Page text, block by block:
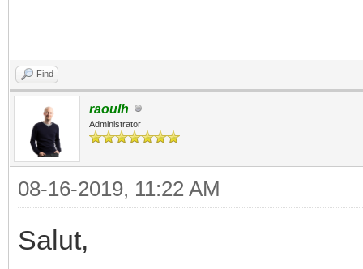
Find
raoulh
Administrator
08-16-2019, 11:22 AM
Salut,